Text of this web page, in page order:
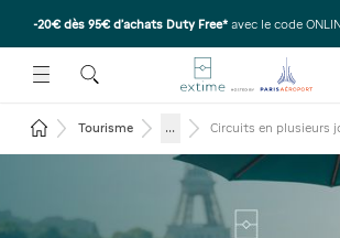
-20€ dès 95€ d’achats Duty Free* avec le code
MENU
OUVRIR LE SOUS-MENU
POUR OUVRIR LE SOUS-MENU
Revenir à la page d'accueil
Tourisme ... Circuits en plusieurs